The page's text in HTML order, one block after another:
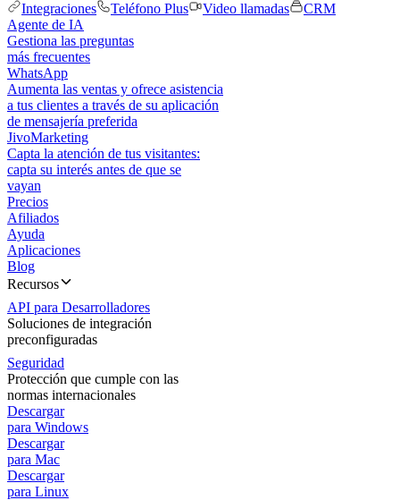
Integraciones
Teléfono Plus Video llamadas
CRM
Agente de IA
Gestiona las preguntas
más frecuentes
WhatsApp
Aumenta las ventas y ofrece asistencia
a tus clientes a través de su aplicación
de mensajería preferida
JivoMarketing
Capta la atención de tus visitantes:
capta su interés antes de que se
vayan
Precios
Afiliados
Ayuda
Aplicaciones
Blog
Recursos
API para Desarrolladores
Soluciones de integración
preconfiguradas
Seguridad
Protección que cumple con las
normas internacionales
Descargar
para Windows
Descargar
para Mac
Descargar
para Linux